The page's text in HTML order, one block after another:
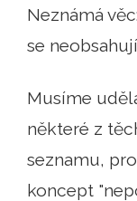
Neznámá
se
Musíme
některé z
seznamu,
koncept